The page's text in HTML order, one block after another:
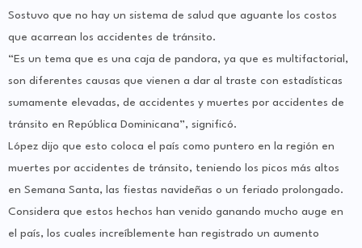
Sostuvo que no hay un sistema de salud que aguante los costos
que acarrean los accidentes de tránsito.
“Es un tema que es una caja de pandora, ya que es multifactorial,
son diferentes causas que vienen a dar al traste con estadísticas
sumamente elevadas, de accidentes y muertes por accidentes de
tránsito en República Dominicana”, significó.
López dijo que esto coloca el país como puntero en la región en
muertes por accidentes de tránsito, teniendo los picos más altos
en Semana Santa, las fiestas navideñas o un feriado prolongado.
Considera que estos hechos han venido ganando mucho auge en
el país, los cuales increíblemente han registrado un aumento